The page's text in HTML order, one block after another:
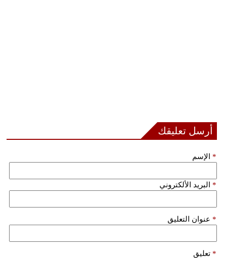
أرسل تعليقك
الإسم *
البريد الألكتروني *
عنوان التعليق *
تعليق *